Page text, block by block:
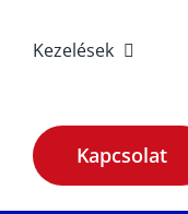
Kezelések
Kapcsolat